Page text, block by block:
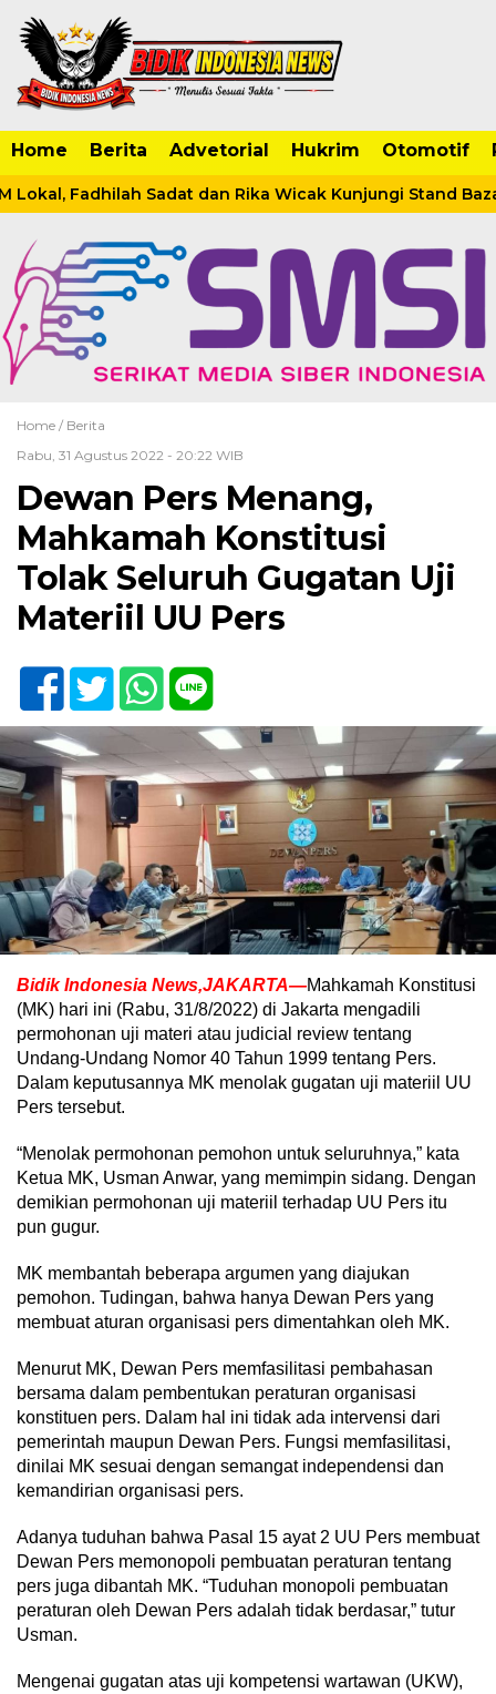
Home Berita Advetorial Hukrim Otomotif
Lokal, Fadhilah Sadat dan Rika Wicak Kunjungi Stand
Home / Berita
Rabu, 31 Agustus 2022 - 20:22 WIB
Dewan Pers Menang,
Mahkamah Konstitusi
Tolak Seluruh Gugatan Uji
Materiil UU Pers
Bidik Indonesia News,JAKARTA—Mahkamah Konstitusi
(MK) hari ini (Rabu, 31/8/2022) di Jakarta mengadili
permohonan uji materi atau judicial review tentang
Undang-Undang Nomor 40 Tahun 1999 tentang Pers.
Dalam keputusannya MK menolak gugatan uji materiil UU
Pers tersebut.
“Menolak permohonan pemohon untuk seluruhnya,” kata
Ketua MK, Usman Anwar, yang memimpin sidang. Dengan
demikian permohonan uji materiil terhadap UU Pers itu
pun gugur.
MK membantah beberapa argumen yang diajukan
pemohon. Tudingan, bahwa hanya Dewan Pers yang
membuat aturan organisasi pers dimentahkan oleh MK.
Menurut MK, Dewan Pers memfasilitasi pembahasan
bersama dalam pembentukan peraturan organisasi
konstituen pers. Dalam hal ini tidak ada intervensi dari
pemerintah maupun Dewan Pers. Fungsi memfasilitasi,
dinilai MK sesuai dengan semangat independensi dan
kemandirian organisasi pers.
Adanya tuduhan bahwa Pasal 15 ayat 2 UU Pers membuat
Dewan Pers memonopoli pembuatan peraturan tentang
pers juga dibantah MK. “Tuduhan monopoli pembuatan
peraturan oleh Dewan Pers adalah tidak berdasar,” tutur
Usman.
Mengenai gugatan atas uji kompetensi wartawan (UKW),